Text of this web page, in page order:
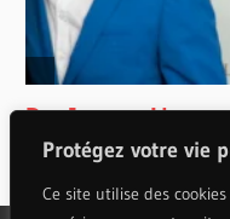
Protégez votre vie
Ce site utilise des